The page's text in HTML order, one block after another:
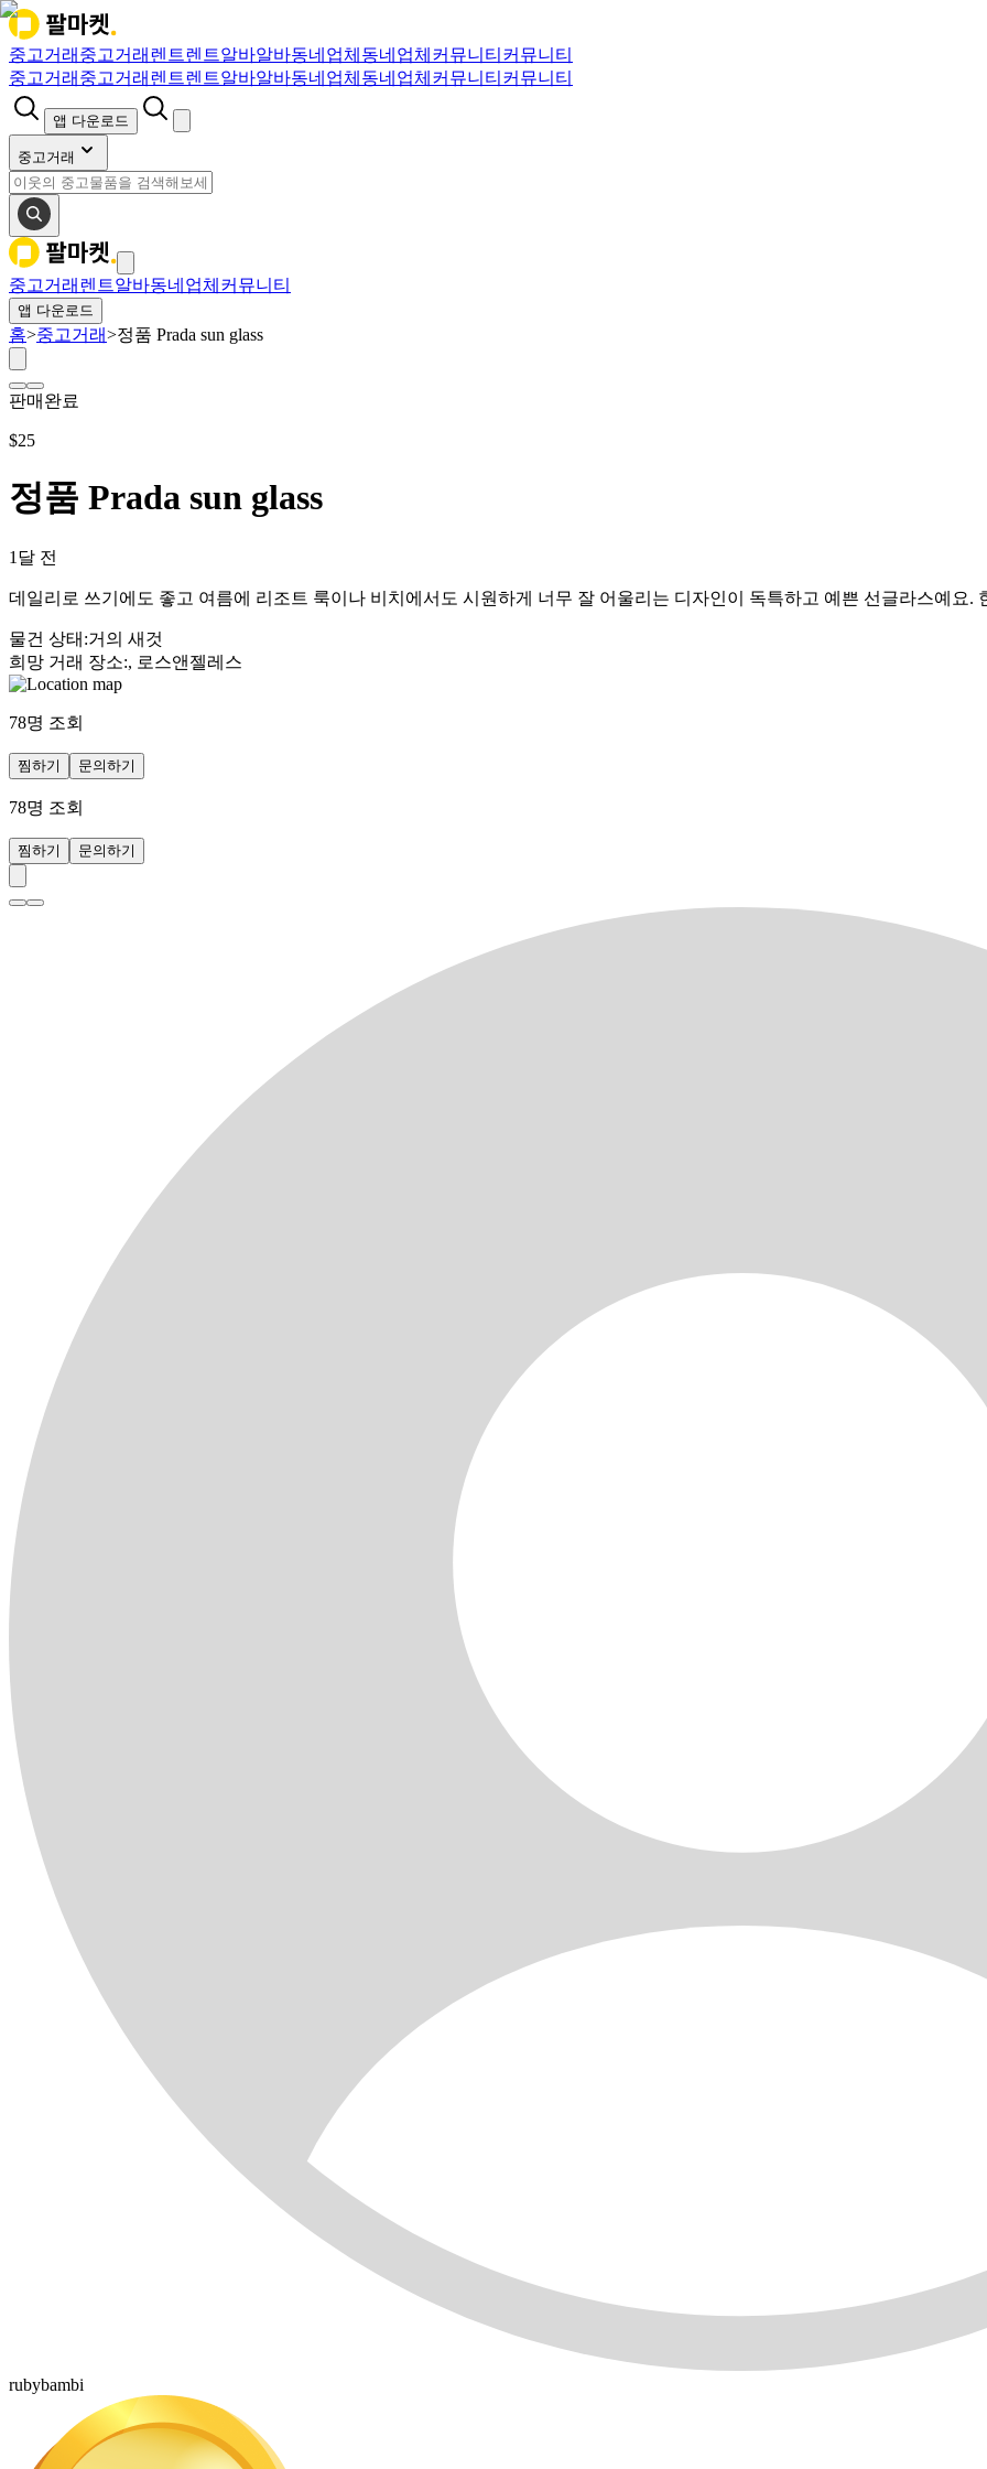
중고거래 중고거래 렌트렌트알바알바동네업체 동네업체 커뮤니티 커뮤니티
중고거래 중고거래 렌트렌트알바알바동네업체 동네업체 커뮤니티 커뮤니티
앱 다운로드
중고거래
중고거래 렌트알바동네업체 커뮤니티
앱 다운로드
홈>중고거래>정품 Prada sun glass
판매완료
$25
정품 Prada sun glass
1달 전
데일리로 쓰기에도 좋고 여름에 리조트 룩이나 비치에서도 시원하게 너무 잘 어울리는 디자인이 독특하고 예쁜 선글라스예요.
물건 상태 :거의 새것
희망 거래 장소:, 로스앤젤레스
78명 조회
찜하기 문의하기
78명 조회
찜하기 문의하기
rubybambi